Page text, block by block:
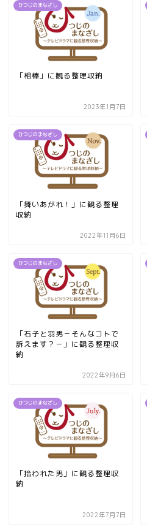
ひつじのまなざし
「相棒」に観る整理収納
2023年1月7日
ひつじのまなざし
「舞いあがれ！」に観る整理
収納
2022年11月6日
ひつじのまなざし
「石子と羽男－そんなコトで
訴えます？－」に観る整理収
納
2022年9月6日
ひつじのまなざし
「拾われた男」に観る整理収
納
2022年7月7日